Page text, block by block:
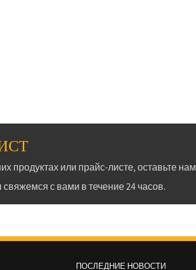
продуктах или прайс-листе, оставьте нам
с вами в течение 24 часов.
ПОСЛЕДНИЕ НОВОСТИ